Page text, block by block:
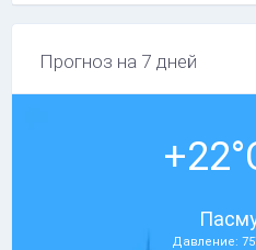
Прогноз на 7 дней
Давление: